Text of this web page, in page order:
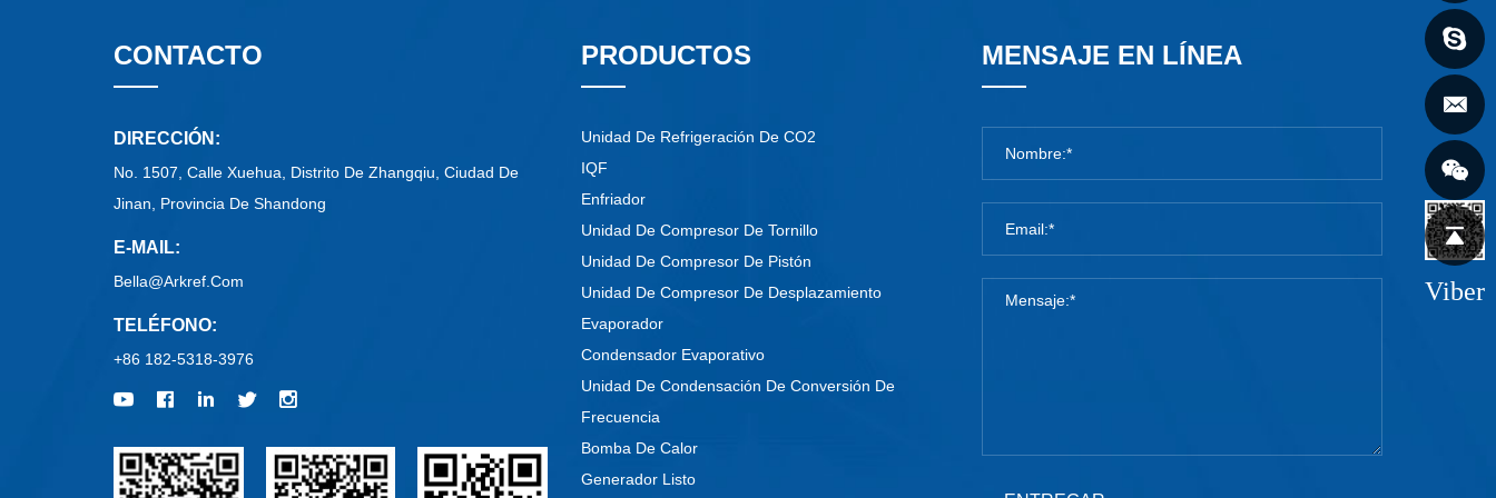
Viber
CONTACTO
DIRECCIÓN:
No. 1507, Calle Xuehua, Distrito De Zhangqiu, Ciudad De
Jinan, Provincia De Shandong
E-MAIL:
Bella@arkref.com
TELÉFONO:
+86 182-5318-3976
PRODUCTOS
Unidad De Refrigeración De CO2
IQF
Enfriador
Unidad De Compresor De Tornillo
Unidad De Compresor De Pistón
Unidad De Compresor De Desplazamiento
Evaporador
Condensador Evaporativo
Unidad De Condensación De Conversión De
Frecuencia
Bomba De Calor
Generador Listo
MENSAJE EN LÍNEA